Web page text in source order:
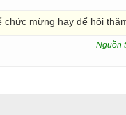
mừng hay để hỏi
Nguồn